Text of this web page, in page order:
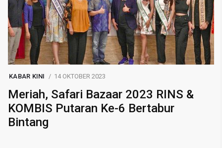
KABAR KINI 14 OKTOBER 2023
Meriah, Safari Bazaar 2023 RINS &
KOMBIS Putaran Ke-6 Bertabur
Bintang